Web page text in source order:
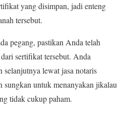
yang disimpan, jadi enteng
tersebut.
pegang, pastikan Anda telah
sertifikat tersebut. Anda
selanjutnya lewat jasa notaris
sungkan untuk menanyakan jikalau
tidak cukup paham.